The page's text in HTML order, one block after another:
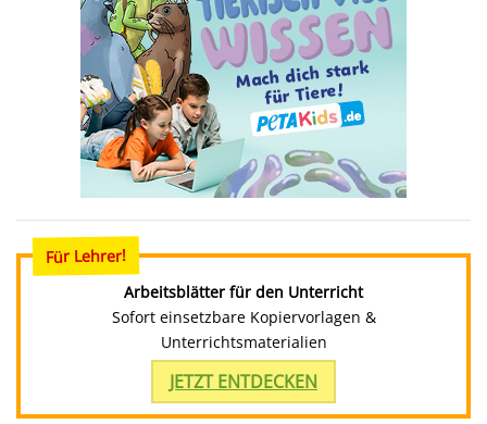
Für Lehrer!
Arbeitsblätter für den Unterricht
Sofort einsetzbare Kopiervorlagen &
Unterrichtsmaterialien
JETZT ENTDECKEN